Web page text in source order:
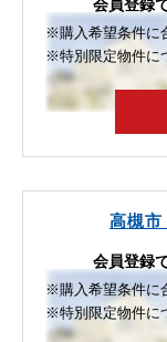
会員登録
※購入希望条件に
※特別限定物件に
高槻市
会員登録
※購入希望条件に
※特別限定物件に